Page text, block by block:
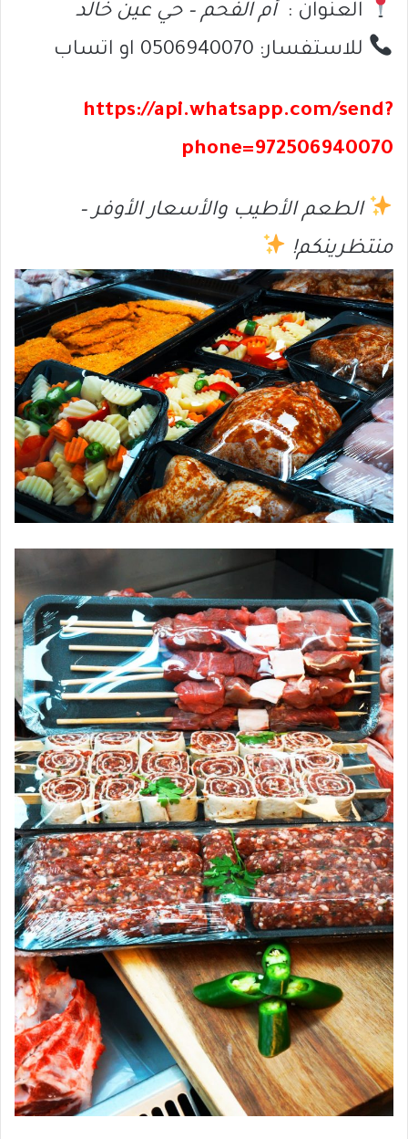
العنوان : أم الفحم – حي عين خالد
للاستفسار: 0506940070 او اتساب
https://api.whatsapp.com/send?
phone=972506940070
الطعم الأطيب والأسعار الأوفر –
منتظرينكم!